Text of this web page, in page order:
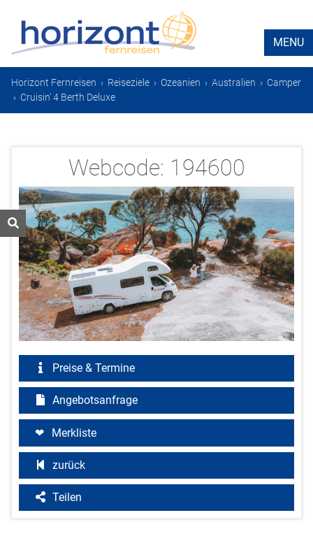
MENU
Horizont Fernreisen › Reiseziele › Ozeanien › Australien › Camper
› Cruisin' 4 Berth Deluxe
Webcode: 194600
Preise & Termine
Angebotsanfrage
Merkliste
zurück
Teilen